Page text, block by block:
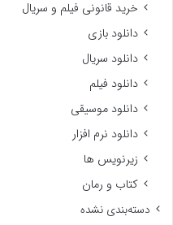
خرید قانونی فیلم و سریال
دانلود بازی
دانلود سریال
دانلود فیلم
دانلود موسیقی
دانلود نرم افزار
زیرنویس ها
کتاب و رمان
دسته‌بندی نشده